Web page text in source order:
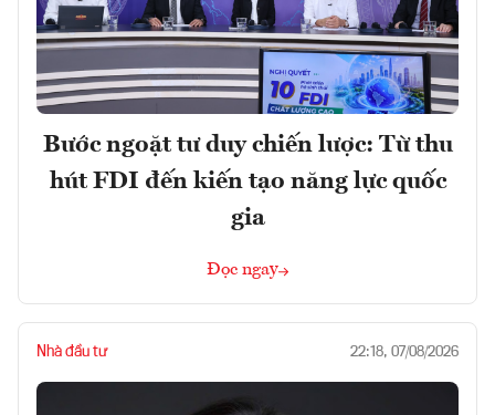
Bước ngoặt tư duy chiến lược: Từ thu
hút FDI đến kiến tạo năng lực quốc
gia
Đọc ngay
Nhà đầu tư 22:18, 07/08/2026